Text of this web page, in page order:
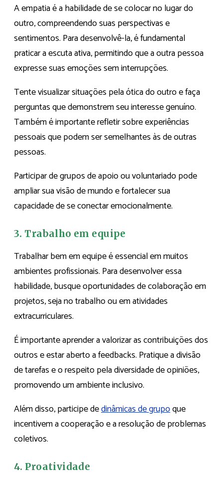
A empatia é a habilidade de se colocar no lugar do
outro, compreendendo suas perspectivas e
sentimentos. Para desenvolvê-la, é fundamental
praticar a escuta ativa, permitindo que a outra pessoa
expresse suas emoções sem interrupções.
Tente visualizar situações pela ótica do outro e faça
perguntas que demonstrem seu interesse genuíno.
Também é importante refletir sobre experiências
pessoais que podem ser semelhantes às de outras
pessoas.
Participar de grupos de apoio ou voluntariado pode
ampliar sua visão de mundo e fortalecer sua
capacidade de se conectar emocionalmente.
3. Trabalho em equipe
Trabalhar bem em equipe é essencial em muitos
ambientes profissionais. Para desenvolver essa
habilidade, busque oportunidades de colaboração em
projetos, seja no trabalho ou em atividades
extracurriculares.
É importante aprender a valorizar as contribuições dos
outros e estar aberto a feedbacks. Pratique a divisão
de tarefas e o respeito pela diversidade de opiniões,
promovendo um ambiente inclusivo.
Além disso, participe dedinâmicas de grupoque
incentivem a cooperação e a resolução de problemas
coletivos.
4. Proatividade